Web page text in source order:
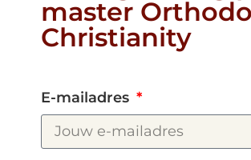
master
Christianity
E-mailadres